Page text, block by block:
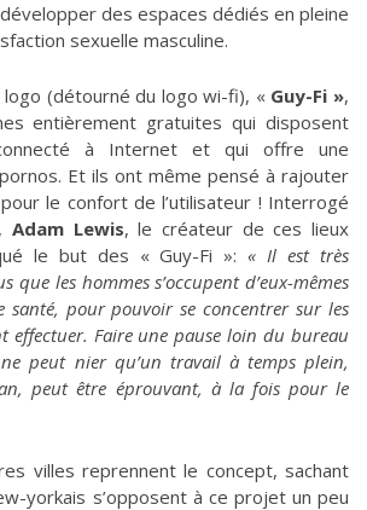
des espaces dédiés en pleine
sexuelle masculine.
logo (détourné du logo wi-fi), « Guy-Fi »,
entièrement gratuites qui disposent
à Internet et qui offre une
Et ils ont même pensé à rajouter
le confort de l’utilisateur ! Interrogé
, Adam Lewis, le créateur de ces lieux
le but des « Guy-Fi »:« Il est très
les hommes s’occupent d’eux-mêmes
santé, pour pouvoir se concentrer sur les
effectuer. Faire une pause loin du bureau
peut nier qu’un travail à temps plein,
peut être éprouvant, à la fois pour le
villes reprennent le concept, sachant
yorkais s’opposent à ce projet un peu